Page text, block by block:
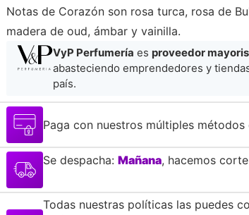
Notas de Corazón son rosa turca, rosa de
madera de oud, ámbar y vainilla.
VyP Perfumería es proveedor
abasteciendo emprendedores y
país.
Paga con nuestros múltiples métodos
Se despacha: Mañana, hacemos
Todas nuestras políticas las puedes